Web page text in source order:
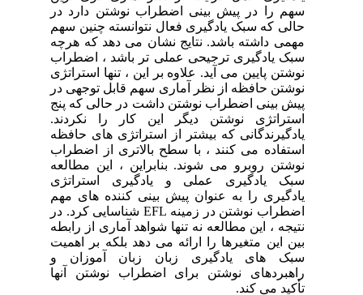
سهم را در پیش بینی اضطراب نوشتن دارد در
حالی که سبک یادگیری فعال نتوانسته چنین سهم
مهمی داشته باشد. نتایج نشان می دهد که هرچه
سبک یادگیری ترجیحی عملی تر باشد ، اضطراب
نوشتن پایین می آید. علاوه بر این ، تنها استراتژی
نوشتن حافظه از نظر آماری سهم قابل توجهی در
پیش بینی اضطراب نوشتن داشت در حالی که پنج
استراتژی نوشتن دیگر این کار را نکردند.
یادگیرندگانی که بیشتر از استراتژی های حافظه
استفاده می کنند ، با سطح بالاتری از اضطراب
نوشتن روبرو می شوند. بنابراین ، این مطالعه
سبک یادگیری عملی و یادگیری استراتژی
یادگیری را به عنوان پیش بینی کننده های مهم
اضطراب نوشتن در زمینه EFL شناسایی کرد. در
نتیجه ، این مطالعه نه تنها شواهد آماری از رابطه
بین این متغیرها را ارائه می دهد بلکه بر اهمیت
سبک های یادگیری زبان زبان آموزان و
راهبردهای نوشتن برای اضطراب نوشتن آنها
تأکید می کند.